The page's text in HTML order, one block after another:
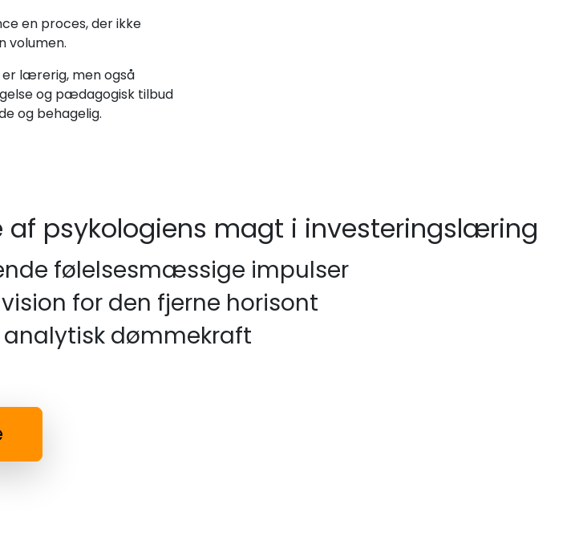
en proces, der ikke
volumen.
er lærerig, men også
og pædagogisk tilbud
og behagelig.
af psykologiens magt i investeringslæring
følelsesmæssige impulser
for den fjerne horisont
analytisk dømmekraft